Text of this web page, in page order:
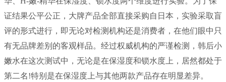
证结果公平公正，大牌产品全部直接采购自日本，实验采取盲
评的形式进行，即无论对检测机构还是消费者，在他们眼中只
有无品牌差别的客观样品。经过权威机构的严谨检测，韩后小
嫩水在这次测试中，无论是在保湿度和锁水度上，居然都处于
第二名!特别是在保湿度上与其他两款产品存在明显差异。